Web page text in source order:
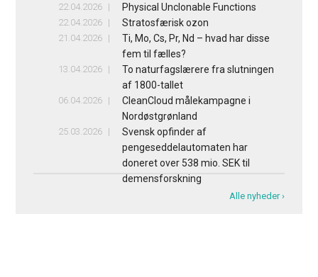
22.04.2026 Physical Unclonable Functions
22.04.2026 Stratosfærisk ozon
21.04.2026
Ti, Mo, Cs, Pr, Nd – hvad har disse
fem til fælles?
13.04.2026
To naturfagslærere fra slutningen
af 1800-tallet
06.04.2026
CleanCloud målekampagne i
Nordøstgrønland
25.03.2026
Svensk opfinder af
pengeseddelautomaten har
doneret over 538 mio. SEK til
demensforskning
Alle nyheder ›